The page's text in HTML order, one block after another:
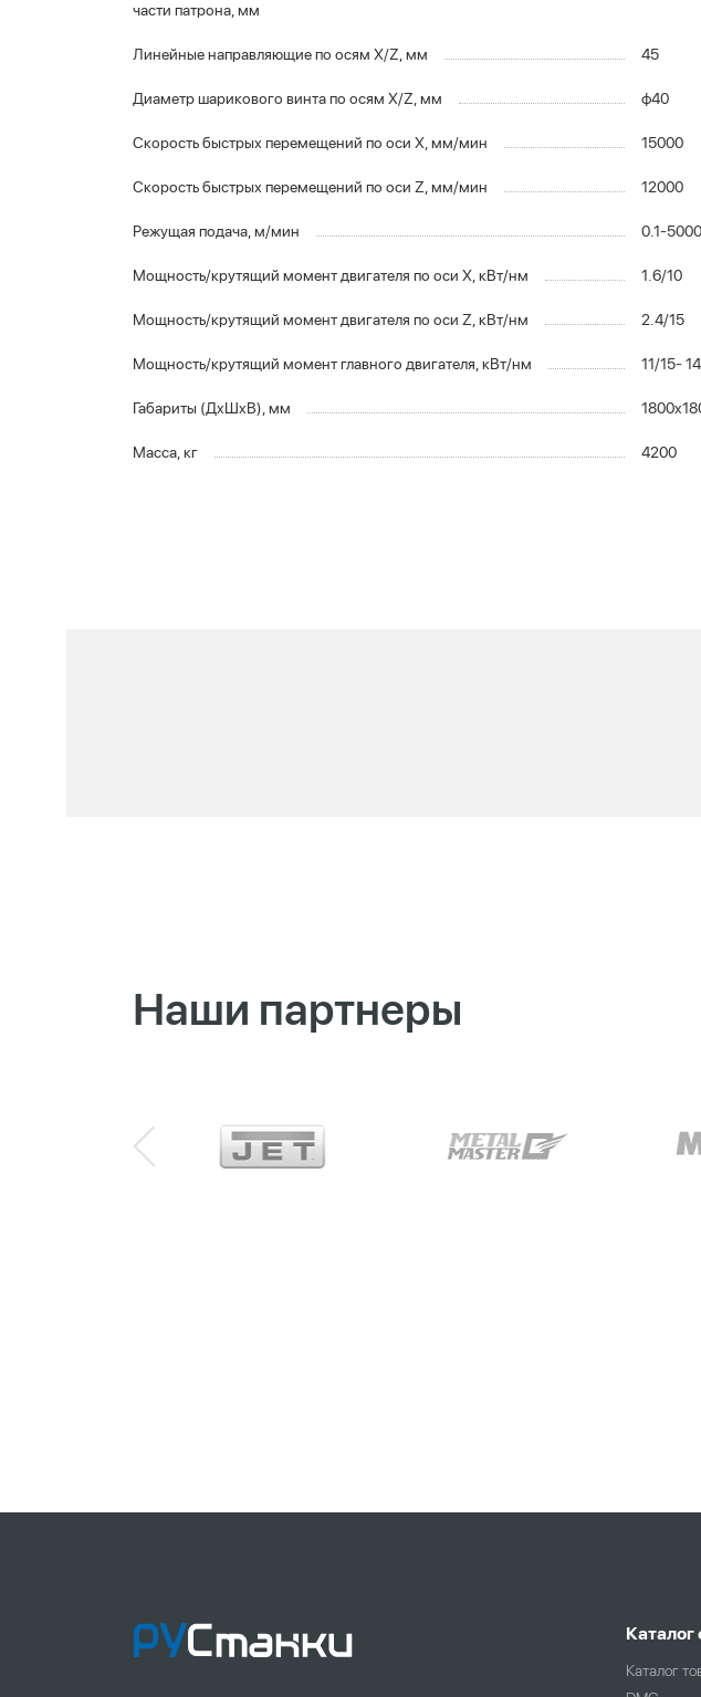
части патрона, мм
Линейные направляющие по осям X/Z, мм 45
Диаметр шарикового винта по осям X/Z, мм ф40
Скорость быстрых перемещений по оси X, мм/мин 15000
Скорость быстрых перемещений по оси Z, мм/мин 12000
Режущая подача, м/мин 0.1-5000
Мощность/крутящий момент двигателя по оси X, кВт/нм 1.6/10
Мощность/крутящий момент двигателя по оси Z, кВт/нм 2.4/15
Мощность/крутящий момент главного двигателя, кВт/нм 11/15-
Габариты (ДxШxВ), мм
Масса, кг 4200
Наши партнеры
Каталог
Каталог